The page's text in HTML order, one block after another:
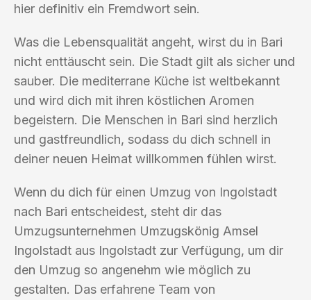
hier definitiv ein Fremdwort sein.
Was die Lebensqualität angeht, wirst du in Bari
nicht enttäuscht sein. Die Stadt gilt als sicher und
sauber. Die mediterrane Küche ist weltbekannt
und wird dich mit ihren köstlichen Aromen
begeistern. Die Menschen in Bari sind herzlich
und gastfreundlich, sodass du dich schnell in
deiner neuen Heimat willkommen fühlen wirst.
Wenn du dich für einen Umzug von Ingolstadt
nach Bari entscheidest, steht dir das
Umzugsunternehmen Umzugskönig Amsel
Ingolstadt aus Ingolstadt zur Verfügung, um dir
den Umzug so angenehm wie möglich zu
gestalten. Das erfahrene Team von